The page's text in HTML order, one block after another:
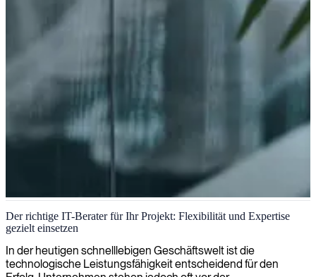
IT-Beratungsdienstleistungen in London
Wir bieten erstklassige IT-Beratungsdienste für Londoner
Unternehmen an und helfen Ihnen dabei, Ihre digitale Infrastruktur
und strategischen Fähigkeiten mit unseren erfahrenen Beratern vor
Der richtige IT-Berater für Ihr Projekt: Flexibilität und Expertise
gezielt einsetzen
In der heutigen schnelllebigen Geschäftswelt ist die
technologische Leistungsfähigkeit entscheidend für den